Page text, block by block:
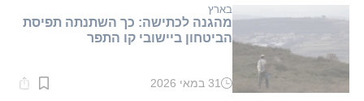
דקות.
בארץ
מהגנה לכתישה: כך השתנתה תפיסת
הביטחון ביישובי קו התפר
זמן31 במאי 2026